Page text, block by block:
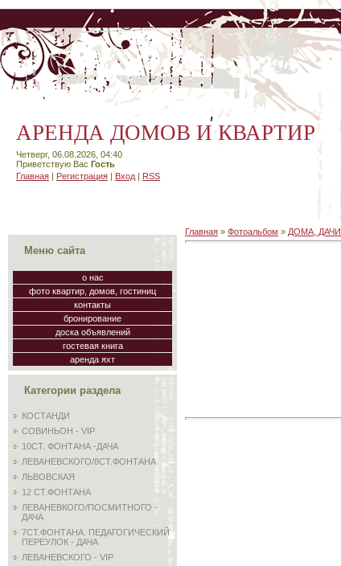
АРЕНДА ДОМОВ И КВАРТИР
Четверг, 06.08.2026, 04:40
Приветствую Вас Гость
Главная | Регистрация | Вход | RSS
Меню сайта
о нас
фото квартир, домов, гостиниц
контакты
бронирование
доска объявлений
гостевая книга
аренда яхт
Категории раздела
КОСТАНДИ
СОВИНЬОН - VIP
10СТ. ФОНТАНА -ДАЧА
ЛЕВАНЕВСКОГО/8СТ.ФОНТАНА
ЛЬВОВСКАЯ
12 СТ.ФОНТАНА
ЛЕВАНЕВКОГО/ПОСМИТНОГО -
ДАЧА
7СТ.ФОНТАНА. ПЕДАГОГИЧЕСКИЙ
ПЕРЕУЛОК - ДАЧА
ЛЕВАНЕВСКОГО - VIP
Главная » Фотоальбом » ДОМА, ДАЧИ